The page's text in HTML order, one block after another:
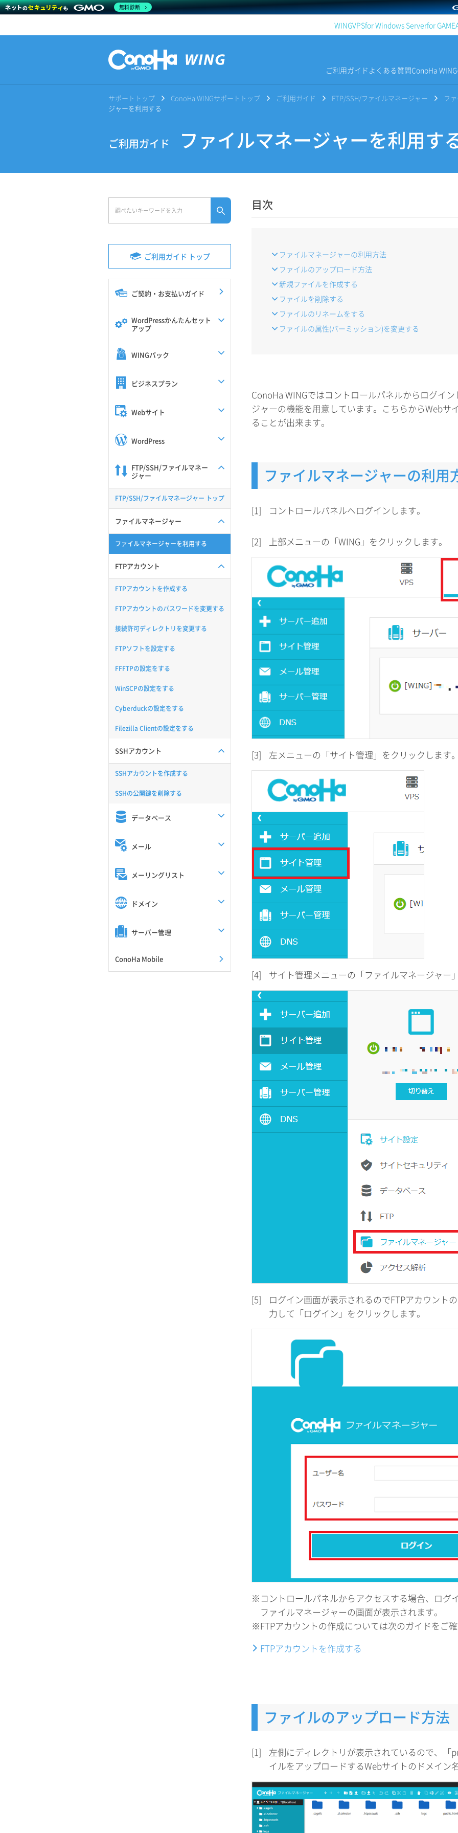
WINGVPSfor Windows Serverfor GAME
ご利用ガイド よくある質問ConoHa
サポートトップ ConoHa WINGサポートトップ ご利用ガイド FTP/SSH/ファイルマネージャー
フ
ジャーを利用する
ご利用ガイド ファイルマネージャーを利用す
ご利用ガイド トップ
ご契約・お支払いガイド
WordPressかんたんセット
アップ
WINGパック
ビジネスプラン
Webサイト
WordPress
FTP/SSH/ファイルマネー
ジャー
FTP/SSH/ファイルマネージャー トップ
ファイルマネージャー
ファイルマネージャーを利用する
FTPアカウント
FTPアカウントを作成する
FTPアカウントのパスワードを変更する
接続許可ディレクトリを変更する
FTPソフトを設定する
FFFTPの設定をする
WinSCPの設定をする
Cyberduckの設定をする
Filezilla Clientの設定をする
SSHアカウント
SSHアカウントを作成する
SSHの公開鍵を削除する
データベース
メール
メーリングリスト
ドメイン
サーバー管理
ConoHa Mobile
目次
ファイルマネージャーの利用方法
ファイルのアップロード方法
新規ファイルを作成する
ファイルを削除する
ファイルのリネームをする
ファイルの属性(パーミッション)を変更する
ConoHa WINGではコントロールパネルからログイ
ジャーの機能を用意しています。こちらからWebサ
ることが出来ます。
ファイルマネージャーの利用
[1] コントロールパネルへログインします。
[2] 上部メニューの「WING」をクリックします。
[3] 左メニューの「サイト管理」をクリックします
[4] サイト管理メニューの「ファイルマネージャー
[5]
ログイン画面が表示されるのでFTPアカウント
力して「ログイン」をクリックします。
※コントロールパネルからアクセスする場合、ログ
ファイルマネージャーの画面が表示されます。
※FTPアカウントの作成については次のガイドをご
FTPアカウントを作成する
ファイルのアップロード方法
[1]
左側にディレクトリが表示されているので、
イルをアップロードするWebサイトのドメイン
無料診断